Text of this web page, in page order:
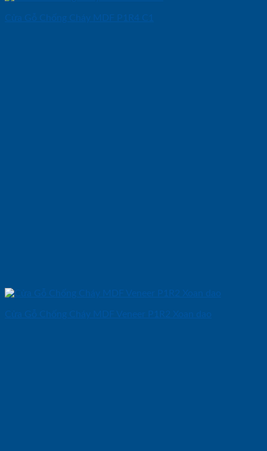
Cửa Gỗ Chống Cháy MDF P1R4 C1
Cửa Gỗ Chống Cháy MDF Veneer P1R2 Xoan dao